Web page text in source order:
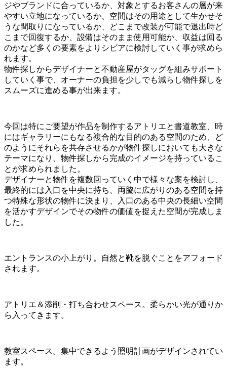
ジやブランドに合っているか、対象とするお客さんの層が来
やすい立地になっているか、空間はその用途として生かせそ
うな間取りになっているか、どこまで改装が可能で退出時ど
こまで回復するか、設備はそのまま使用可能か、収益は回る
のかなど多くの要素をよりシビアに検討していく事が求めら
れます。
物件探しからデザイナーと不動産屋がタッグを組みサポート
していく事で、オーナーの負担を少しでも減らし物件探しを
スムーズに進める事が出来ます。
今回は特にご要望が作品を制作するアトリエと書道教室、時
にはギャラリーにもなる複合的な目的のある空間のため、ど
のようにそれらを共存させるかが物件探しにおいても大きな
テーマになり、物件探しから完成のイメージを持っているこ
とが求められました。
デザイナーと物件を複数回っていく中で様々な案を検討し、
最終的には入口を中央に持ち、両脇に広がりのある空間を持
つ特殊な形状の物件に決まり、入口のある中央の長細い空間
を活かすデザインでその物件の価値を捉えた空間が完成しま
した。
エントランスの小上がり。自然と靴を脱ぐことをアフォード
されます。
アトリエ＆添削・打ち合わせスペース。柔らかい光が通りか
ら入ってきます。
教室スペース。集中できるよう照明計画がデザインされてい
ます。